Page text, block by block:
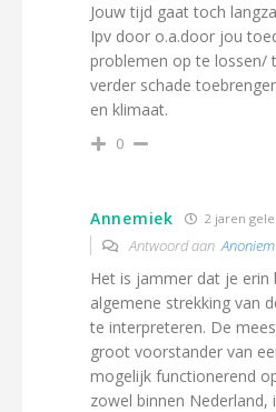
Jouw tijd gaat toch
Ipv door o.a.door jou
problemen op te lossen/
verder schade
en klimaat.
0
Annemiek 2 jaren
Antwoord aanAnoniem
Het is jammer dat je erin
algemene strekking van
te interpreteren. De
groot voorstander van
mogelijk functionerend
zowel binnen Nederland,